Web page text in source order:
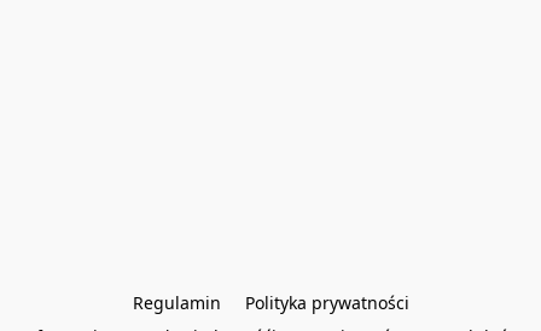
Regulamin
Polityka prywatności